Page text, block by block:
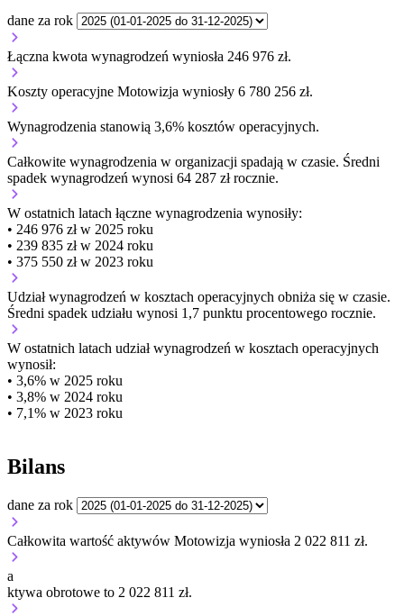
dane za rok
Łączna kwota wynagrodzeń wyniosła 246 976 zł.
Koszty operacyjne Motowizja wyniosły 6 780 256 zł.
Wynagrodzenia stanowią 3,6% kosztów operacyjnych.
Całkowite wynagrodzenia w organizacji spadają w czasie. Średni
spadek wynagrodzeń wynosi 64 287 zł rocznie.
W ostatnich latach łączne wynagrodzenia wynosiły:
• 246 976 zł w 2025 roku
• 239 835 zł w 2024 roku
• 375 550 zł w 2023 roku
Udział wynagrodzeń w kosztach operacyjnych obniża się w czasie.
Średni spadek udziału wynosi 1,7 punktu procentowego rocznie.
W ostatnich latach udział wynagrodzeń w kosztach operacyjnych
wynosił:
• 3,6% w 2025 roku
• 3,8% w 2024 roku
• 7,1% w 2023 roku
Bilans
dane za rok
Całkowita wartość aktywów Motowizja wyniosła 2 022 811 zł.
a
ktywa obrotowe to 2 022 811 zł.